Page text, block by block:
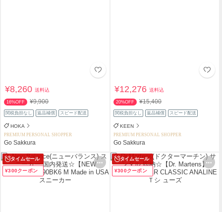
¥8,260送料込
16%OFF ¥9,900
関税負担なし 返品補償 スピード配送
HOKA
PREMIUM PERSONAL SHOPPER
Go Sakkura
¥12,276送料込
20%OFF ¥15,400
関税負担なし 返品補償 スピード配送
KEEN
PREMIUM PERSONAL SHOPPER
Go Sakkura
タイムセール
¥300クーポン
タイムセール
¥300クーポン